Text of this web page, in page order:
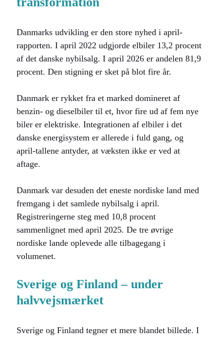
Danmarks udvikling er den store nyhed i april-
rapporten. I april 2022 udgjorde elbiler 13,2 procent
af det danske nybilsalg. I april 2026 er andelen 81,9
procent. Den stigning er sket på blot fire år.
Danmark er rykket fra et marked domineret af
benzin- og dieselbiler til et, hvor fire ud af fem nye
biler er elektriske. Integrationen af elbiler i det
danske energisystem er allerede i fuld gang, og
april-tallene antyder, at væksten ikke er ved at
aftage.
Danmark var desuden det eneste nordiske land med
fremgang i det samlede nybilsalg i april.
Registreringerne steg med 10,8 procent
sammenlignet med april 2025. De tre øvrige
nordiske lande oplevede alle tilbagegang i
volumenet.
Sverige og Finland – under
halvvejsmærket
Sverige og Finland tegner et mere blandet billede. I